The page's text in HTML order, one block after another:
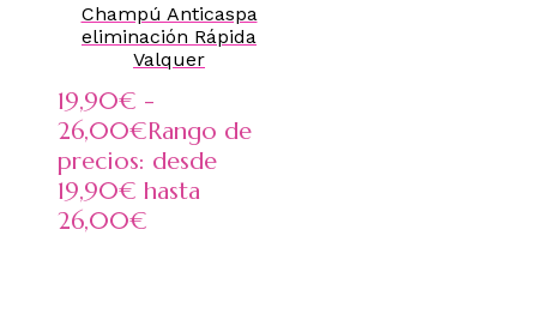
Champú Anticaspa
eliminación Rápida
Valquer
19,90€ -
26,00€Rango de
precios: desde
19,90€ hasta
26,00€